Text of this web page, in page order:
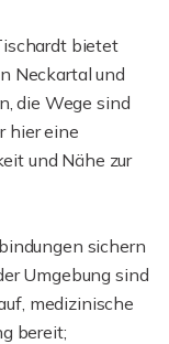
bietet
Neckartal und
die Wege sind
hier eine
und Nähe zur
sichern
Umgebung sind
medizinische
bereit;